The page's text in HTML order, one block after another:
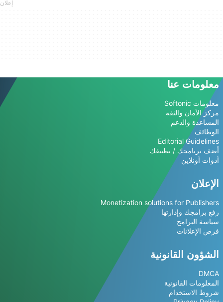
معلومات عنا
معلومات Softonic
مركز الأمان والثقة
المساعدة والدعم
الوظائف
Editorial Guidelines
أضف برنامجك / تطبيقك
أدوات أونلاين
الإعلان
Monetization solutions for Publishers
رفع برامجك وإدارتها
سياسة البرامج
فرص الإعلانات
الشؤون القانونية
DMCA
المعلومات القانونية
شروط الاستخدام